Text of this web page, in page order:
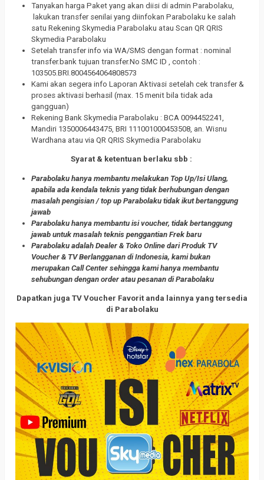
Tanyakan harga Paket yang akan diisi di admin Parabolaku,
lakukan transfer senilai yang diinfokan Parabolaku ke salah
satu Rekening Skymedia Parabolaku atau Scan QR QRIS
Skymedia Parabolaku
Setelah transfer info via WA/SMS dengan format : nominal
transfer.bank tujuan transfer.No SMC ID , contoh :
103505.BRI.8004564064808573
Kami akan segera info Laporan Aktivasi setelah cek transfer &
proses aktivasi berhasil (max. 15 menit bila tidak ada
gangguan)
Rekening Bank Skymedia Parabolaku : BCA 0094452241,
Mandiri 1350006443475, BRI 111001000453508, an. Wisnu
Wardhana atau via QR QRIS Skymedia Parabolaku
Syarat & ketentuan berlaku sbb :
Parabolaku hanya membantu melakukan Top Up/Isi Ulang,
apabila ada kendala teknis yang tidak berhubungan dengan
masalah pengisian / top up Parabolaku tidak ikut bertanggung
jawab
Parabolaku hanya membantu isi voucher, tidak bertanggung
jawab untuk masalah teknis penggantian Frek baru
Parabolaku adalah Dealer & Toko Online dari Produk TV
Voucher & TV Berlangganan di Indonesia, kami bukan
merupakan Call Center sehingga kami hanya membantu
sehubungan dengan order atau pesanan di Parabolaku
Dapatkan juga TV Voucher Favorit anda lainnya yang tersedia
di Parabolaku